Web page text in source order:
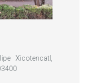
Xicotencatl,